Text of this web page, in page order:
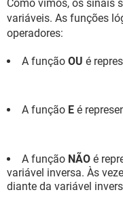
Como vimos, os sinais
variáveis. As funções
operadores:
A função OU é
A função E é
A função NÃO é
variável inversa. Às
diante da variável